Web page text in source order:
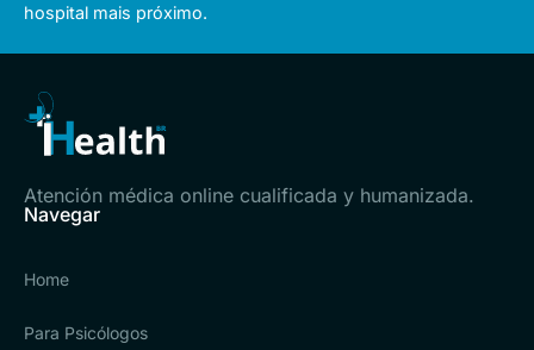
hospital mais próximo.
Atención médica online cualificada y humanizada.
Navegar
Home
Para Psicólogos